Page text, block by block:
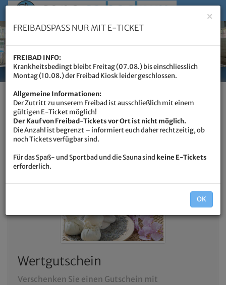
Gutschein kaufen
Wertgutschein
Verschenken Sie einen Gutschein mit
×
FREIBADSPASS NUR MIT E-TICKET
FREIBAD INFO:
Krankheitsbedingt bleibt Freitag (07.08.) bis einschliesslich
Montag (10.08.) der Freibad Kiosk leider geschlossen.
Allgemeine Informationen:
Der Zutritt zu unserem Freibad ist ausschließlich mit einem
gültigen E-Ticket möglich!
Der Kauf von Freibad-Tickets vor Ort ist nicht möglich.
Die Anzahl ist begrenzt – informiert euch daher rechtzeitig, ob
noch Tickets verfügbar sind.
Für das Spaß- und Sportbad und die Sauna sind keine E-Tickets
erforderlich.
OK